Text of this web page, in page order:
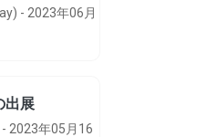
- 2023年06月
出展
2023年05月16